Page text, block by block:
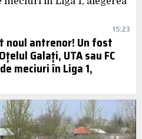
15:23
noul antrenor! Un fost
Galați, UTA sau FC
meciuri în Liga 1,